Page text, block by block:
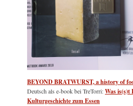
BEYOND BRATWURST, a history of
Deutsch als e-book bei TreTorri:Was is(s)t
Kulturgeschichte zum Essen